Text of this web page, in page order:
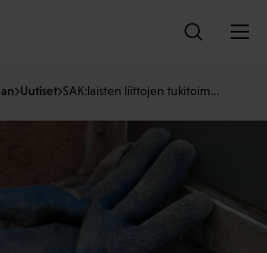
Uutiset SAK:laisten liittojen tukitoim…